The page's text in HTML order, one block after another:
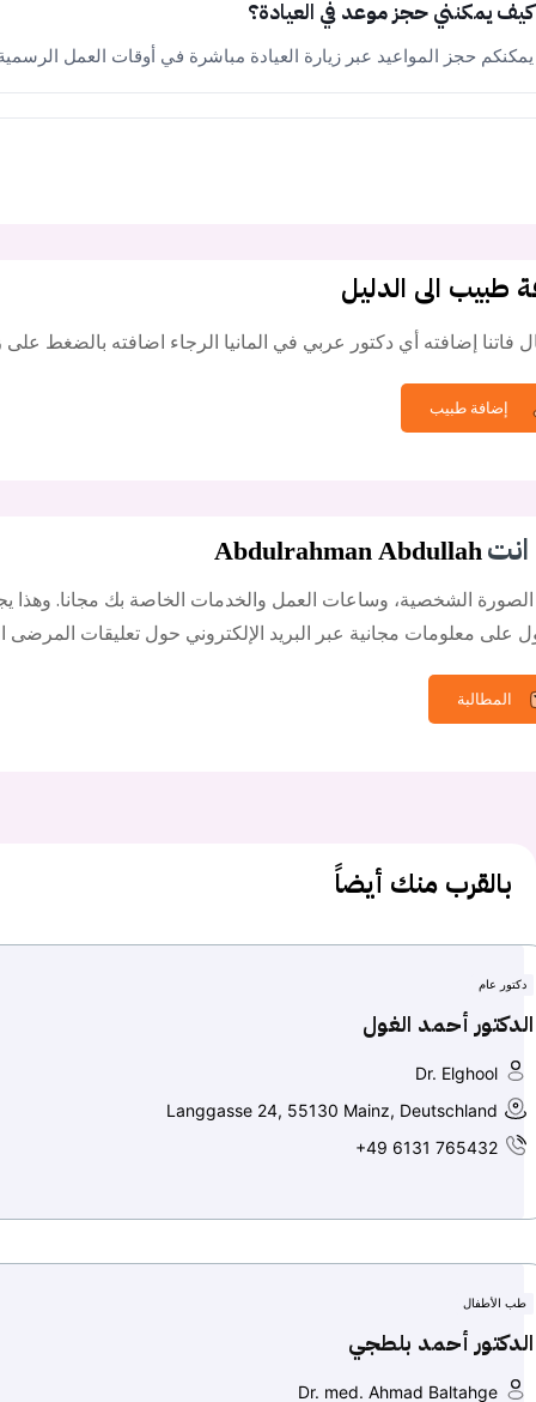
كيف يمكنني حجز موعد في العيادة؟
يمكنكم حجز المواعيد عبر زيارة العيادة مباشرة في أوقات العمل
طبيب الى الدليل
فاتنا إضافته أي دكتور عربي في المانيا الرجاء اضافته بالضغط على
Abdulrahman Abdullah
الصورة الشخصية، وساعات العمل والخدمات الخاصة بك مجانا. وهذا
على معلومات مجانية عبر البريد الإلكتروني حول تعليقات المرضى
المطالبة
بالقرب منك أيضاً
دكتور عام
الدكتور أحمد الغول
Dr. Elghool
Langgasse 24, 55130 Mainz, Deutschland
+49 6131 765432
طب الأطفال
الدكتور أحمد بلطجي
Dr. med. Ahmad Baltahge